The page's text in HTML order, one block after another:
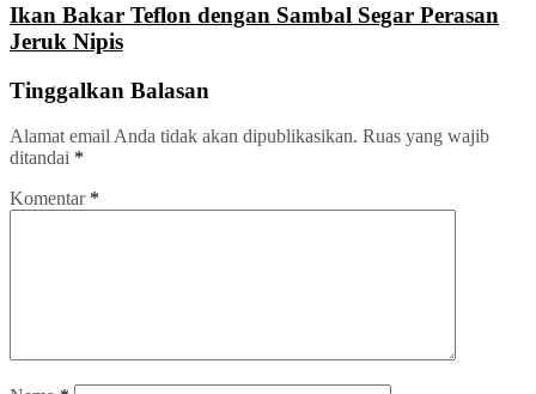
Ikan Bakar Teflon dengan Sambal Segar Perasan
Jeruk Nipis
Tinggalkan Balasan
Alamat email Anda tidak akan dipublikasikan. Ruas yang wajib
ditandai *
Komentar *